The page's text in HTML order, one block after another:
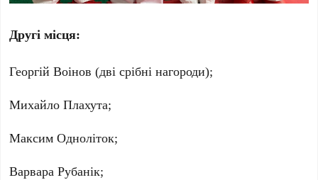
Другі місця:
Георгій Воінов (дві срібні нагороди);
Михайло Плахута;
Максим Одноліток;
Варвара Рубанік;